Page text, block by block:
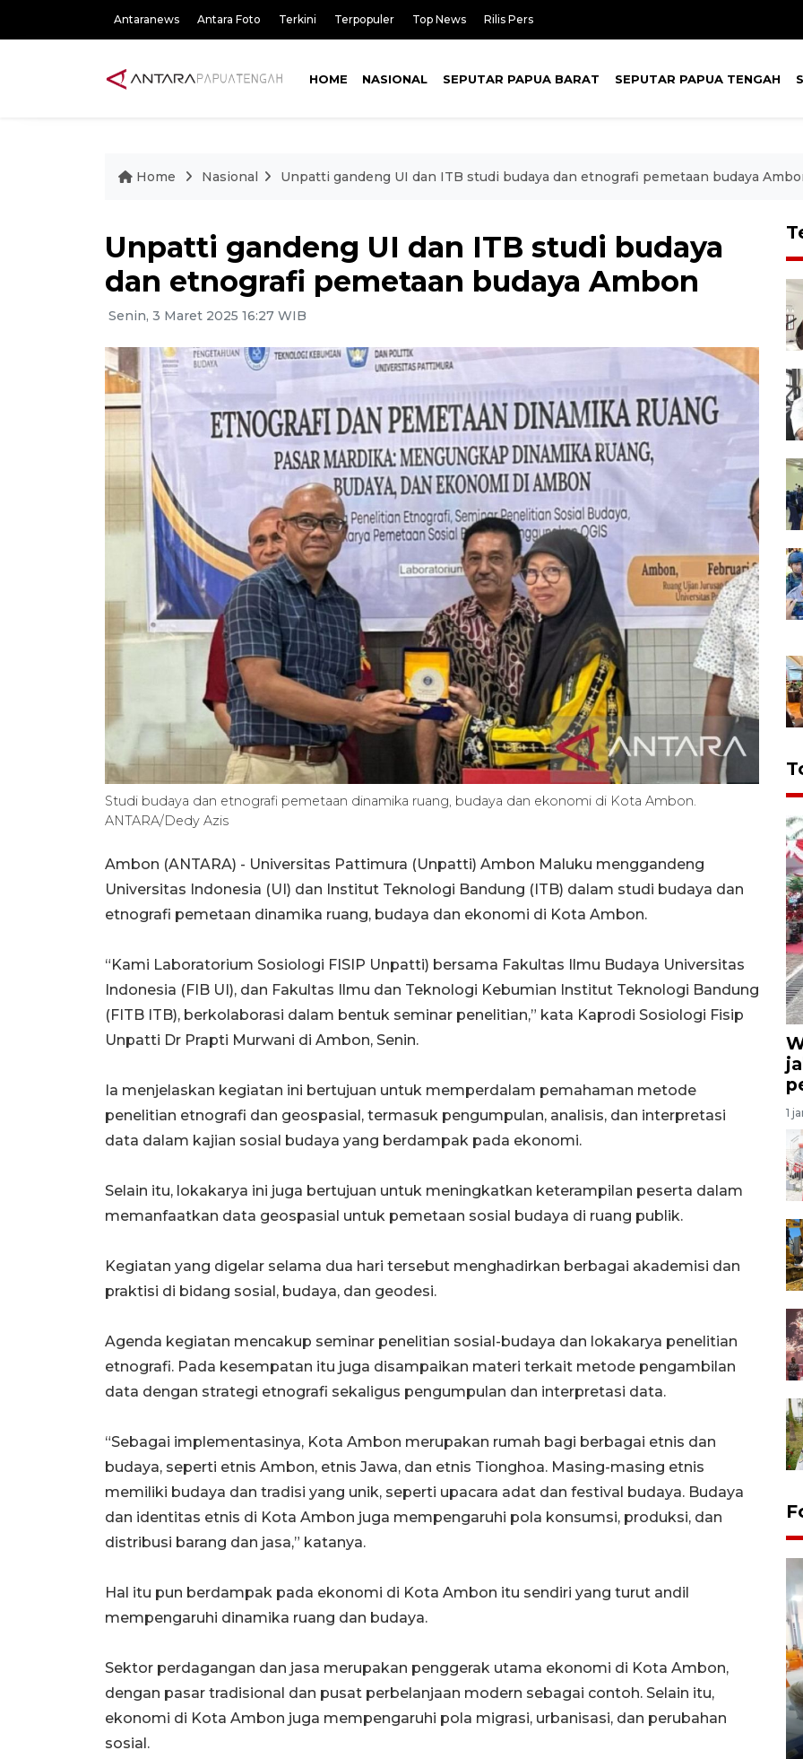
Antaranews Antara Foto Terkini Terpopuler Top News Rilis Pers
HOME NASIONAL SEPUTAR PAPUA BARAT SEPUTAR PAPUA TENGAH
Home Nasional Unpatti gandeng UI dan ITB studi budaya dan etnografi pemetaan budaya
Unpatti gandeng UI dan ITB studi budaya
dan etnografi pemetaan budaya Ambon
Senin, 3 Maret 2025 16:27 WIB
Studi budaya dan etnografi pemetaan dinamika ruang, budaya dan ekonomi di Kota Ambon.
ANTARA/Dedy Azis
Ambon (ANTARA) - Universitas Pattimura (Unpatti) Ambon Maluku menggandeng
Universitas Indonesia (UI) dan Institut Teknologi Bandung (ITB) dalam studi budaya dan
etnografi pemetaan dinamika ruang, budaya dan ekonomi di Kota Ambon.
“Kami Laboratorium Sosiologi FISIP Unpatti) bersama Fakultas Ilmu Budaya Universitas
Indonesia (FIB UI), dan Fakultas Ilmu dan Teknologi Kebumian Institut Teknologi Bandung
(FITB ITB), berkolaborasi dalam bentuk seminar penelitian,” kata Kaprodi Sosiologi Fisip
Unpatti Dr Prapti Murwani di Ambon, Senin.
Ia menjelaskan kegiatan ini bertujuan untuk memperdalam pemahaman metode
penelitian etnografi dan geospasial, termasuk pengumpulan, analisis, dan interpretasi
data dalam kajian sosial budaya yang berdampak pada ekonomi.
Selain itu, lokakarya ini juga bertujuan untuk meningkatkan keterampilan peserta dalam
memanfaatkan data geospasial untuk pemetaan sosial budaya di ruang publik.
Kegiatan yang digelar selama dua hari tersebut menghadirkan berbagai akademisi dan
praktisi di bidang sosial, budaya, dan geodesi.
Agenda kegiatan mencakup seminar penelitian sosial-budaya dan lokakarya penelitian
etnografi. Pada kesempatan itu juga disampaikan materi terkait metode pengambilan
data dengan strategi etnografi sekaligus pengumpulan dan interpretasi data.
“Sebagai implementasinya, Kota Ambon merupakan rumah bagi berbagai etnis dan
budaya, seperti etnis Ambon, etnis Jawa, dan etnis Tionghoa. Masing-masing etnis
memiliki budaya dan tradisi yang unik, seperti upacara adat dan festival budaya. Budaya
dan identitas etnis di Kota Ambon juga mempengaruhi pola konsumsi, produksi, dan
distribusi barang dan jasa,” katanya.
Hal itu pun berdampak pada ekonomi di Kota Ambon itu sendiri yang turut andil
mempengaruhi dinamika ruang dan budaya.
Sektor perdagangan dan jasa merupakan penggerak utama ekonomi di Kota Ambon,
dengan pasar tradisional dan pusat perbelanjaan modern sebagai contoh. Selain itu,
ekonomi di Kota Ambon juga mempengaruhi pola migrasi, urbanisasi, dan perubahan
sosial.
1
Mewujudkan damai di Kwamki
Narama